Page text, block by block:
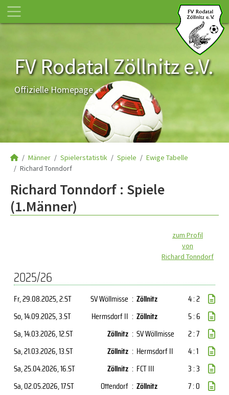
FV Rodatal Zöllnitz e.V.
Offizielle Homepage
Männer Spielerstatistik Spiele
Ewige Tabelle
Richard Tonndorf
Richard Tonndorf : Spiele
(1.Männer)
zum Profil
von
Richard Tonndorf
2025/26
Fr, 29.08.2025, 2.ST SV Wöllmisse : Zöllnitz
4 : 2
So, 14.09.2025, 3.ST Hermsdorf II : Zöllnitz
5 : 6
Sa, 14.03.2026, 12.ST Zöllnitz : SV Wöllmisse
2 : 7
Sa, 21.03.2026, 13.ST Zöllnitz : Hermsdorf II
4 : 1
Sa, 25.04.2026, 16.ST Zöllnitz : FCT III
3 : 3
Sa, 02.05.2026, 17.ST Ottendorf : Zöllnitz
7 : 0